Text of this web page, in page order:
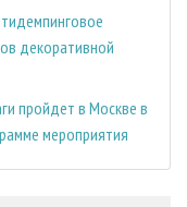
декоративной
пройдет в Москве в
мероприятия